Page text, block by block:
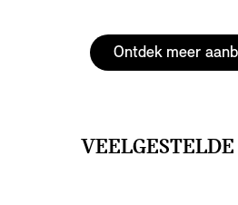
Ontdek meer